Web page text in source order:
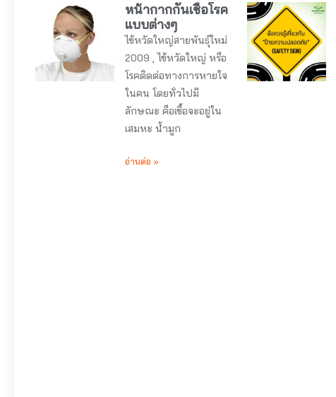
หน้ากากกันเชื้อโรค
แบบต่างๆ
ไข้หวัดใหญ่สายพันธุ์ใหม่
2009 , ไข้หวัดใหญ่ หรือ
โรคติดต่อทางการหายใจ
ในคน โดยทั่วไปมี
ลักษณะ คือเชื้อจะอยู่ใน
เสมหะ น้ำมูก
อ่านต่อ »